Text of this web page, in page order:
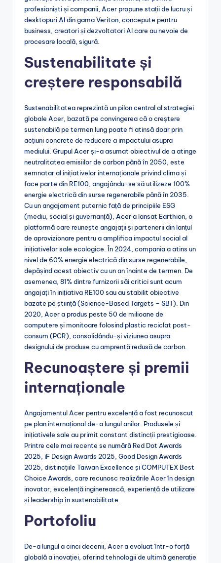
profesioniști și companii, Acer propune stații de lucru și
desktopuri AI din gama Veriton, concepute pentru
business, creatori și dezvoltatori AI care au nevoie de
procesare locală, sigură.
Sustenabilitate și
creștere responsabilă
Sustenabilitatea reprezintă un pilon central al strategiei
globale Acer, bazată pe convingerea că o creștere
sustenabilă pe termen lung poate fi atinsă doar prin
acțiuni concrete de reducere a impactului asupra
mediului. Grupul Acer și-a asumat obiectivul de a atinge
neutralitatea emisiilor de carbon până în 2050, este
semnatar al inițiativelor internaționale privind clima și
face parte din RE100, angajându-se să utilizeze 100%
energie electrică din surse regenerabile până în 2035.
Cu un angajament puternic față de principiile ESG
(mediu, social și guvernanță), Acer a lansat Earthion, o
platformă care reunește angajații și partenerii din lanțul
de aprovizionare pentru a amplifica impactul social al
inițiativelor sale ecologice. În 2024, compania a atins un
nivel de 60% energie electrică din surse regenerabile,
depășind acest obiectiv cu un an înainte de termen. De
asemenea, 81% dintre furnizorii săi critici sunt acum
angajați în inițiativa RE100 sau au stabilit obiective
bazate pe știință (Science-Based Targets – SBT). Din
2020, Acer a produs peste 50 de milioane de
computere și monitoare folosind plastic reciclat post-
consum (PCR), consolidându-și viziunea asupra
designului de produse cu amprentă redusă de carbon.
Recunoaștere și premii
internaționale
Angajamentul Acer pentru excelență a fost recunoscut
pe plan internațional de-a lungul anilor. Produsele și
inițiativele sale au primit constant distincții prestigioase.
Printre cele mai recente se numără Red Dot Awards
2025, iF Design Awards 2025, Good Design Awards
2025, distincțiile Taiwan Excellence și COMPUTEX Best
Choice Awards, care recunosc realizările Acer în design
inovator, excelență inginerească, experiență de utilizare
și leadership în sustenabilitate.
Portofoliu
De-a lungul a cinci decenii, Acer a evoluat într-o forță
globală a inovației, oferind tehnologii de ultimă generație